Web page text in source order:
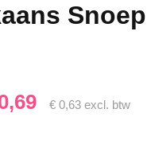
Snoep
€ 0,63 excl. btw